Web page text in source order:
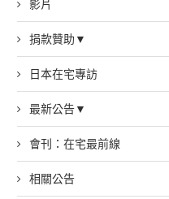
影片
捐款贊助▼
日本在宅專訪
最新公告▼
會刊：在宅最前線
相關公告